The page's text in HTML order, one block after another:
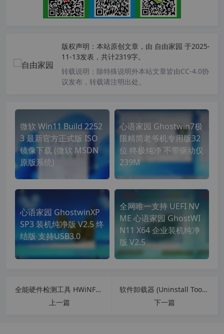
版权声明： 本站原创文章，由 自由家园 于2025-
11-13发表，共计2319字。
转载说明： 除特殊说明外本站文章皆由CC-4.0协
议发布，转载请注明出处。
微软 Win11 Build 2252
3 最新官方正式版 ISO
镜像下载 (微软 MSDN
原版系统)
心语家园 Ghostwin7极
限精简老爷机专用版32
位 终极纯净 不带驱动仅
239M
心语家园 GhostwinXP
SP3 装机纯净版 V2.5 终
结版 支持USB3.0
全网唯一支持 UEFI NV
ME 心语家园 GhostWI
N11 X64 企业装机纯净
版 V2.5
全能硬件检测工具 HWiNFO v7.23 汉化中文版 32位+64位
上一篇
软件卸载器 (Uninstall Tool) 3.6.1.5687 绿色中文便携正式版
下一篇